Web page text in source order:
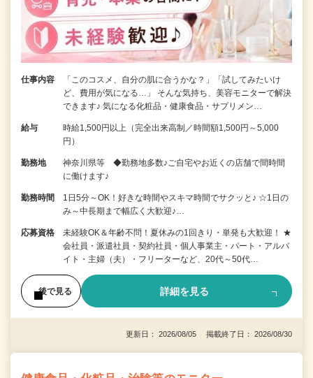
仕事内容
「このコスメ、自分の肌に合うかな？」「試してみたいけ
ど、費用が気になる…」 そんな気持ち、美容モニターで解決
できます♪ 気になる化粧品・健康食品・サプリメン…
給与
時給1,500円以上（完全出来高制／時間額1,500円～5,000
円）
勤務地
神奈川県等 ◆勤務地多数♪ご自宅やお近くの店舗で間時間
に働けます♪
勤務時間
1日5分～OK！好きな時間やスキマ時間でサクッと♪ ☆1日の
み～中長期まで幅広く大歓迎♪…
応募資格
未経験OK＆年齢不問！夏休みの1回きり・単発も大歓迎！ ★
会社員・派遣社員・契約社員・個人事業主・パート・アルバ
イト・主婦（夫）・フリーターなど、20代～50代…
後で見る 詳細を見る
更新日： 2026/08/05 掲載終了日： 2026/08/30